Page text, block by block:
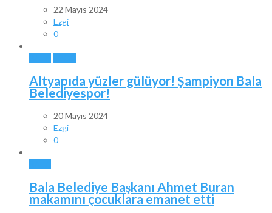
22 Mayıs 2024
Ezgi
0
Altyapıda yüzler gülüyor! Şampiyon Bala
Belediyespor!
20 Mayıs 2024
Ezgi
0
Bala Belediye Başkanı Ahmet Buran
makamını çocuklara emanet etti